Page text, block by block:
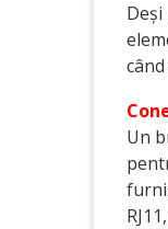
Un